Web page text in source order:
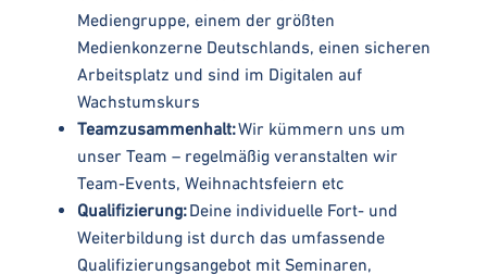
Mediengruppe, einem der größten
Medienkonzerne Deutschlands, einen sicheren
Arbeitsplatz und sind im Digitalen auf
Wachstumskurs
Teamzusammenhalt:Wir kümmern uns um
unser Team – regelmäßig veranstalten wir
Team-Events, Weihnachtsfeiern etc
Qualifizierung:Deine individuelle Fort- und
Weiterbildung ist durch das umfassende
Qualifizierungsangebot mit Seminaren,